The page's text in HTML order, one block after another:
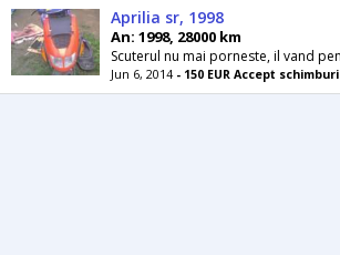
Aprilia sr, 1998
An: 1998, 28000 km
Jun 6, 2014 - 150 EUR Accept schimburi